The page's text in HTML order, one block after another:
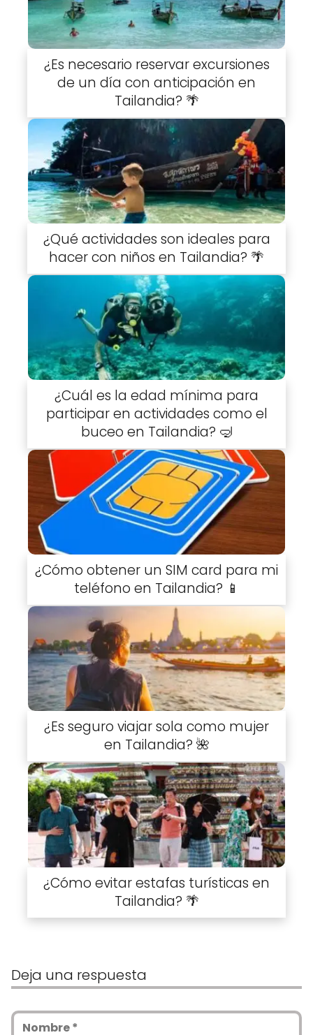
¿Es necesario reservar excursiones
de un día con anticipación en
Tailandia? 🌴
¿Qué actividades son ideales para
hacer con niños en Tailandia? 🌴
¿Cuál es la edad mínima para
participar en actividades como el
buceo en Tailandia? 🤿
¿Cómo obtener un SIM card para mi
teléfono en Tailandia? 📱
¿Es seguro viajar sola como mujer
en Tailandia? 🌺
¿Cómo evitar estafas turísticas en
Tailandia? 🌴
Deja una respuesta